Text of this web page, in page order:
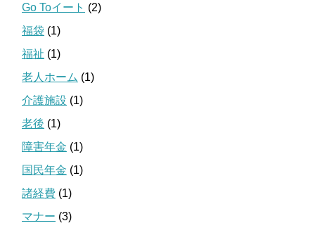
Go Toイート (2)
福袋 (1)
福祉 (1)
老人ホーム (1)
介護施設 (1)
老後 (1)
障害年金 (1)
国民年金 (1)
諸経費 (1)
マナー (3)